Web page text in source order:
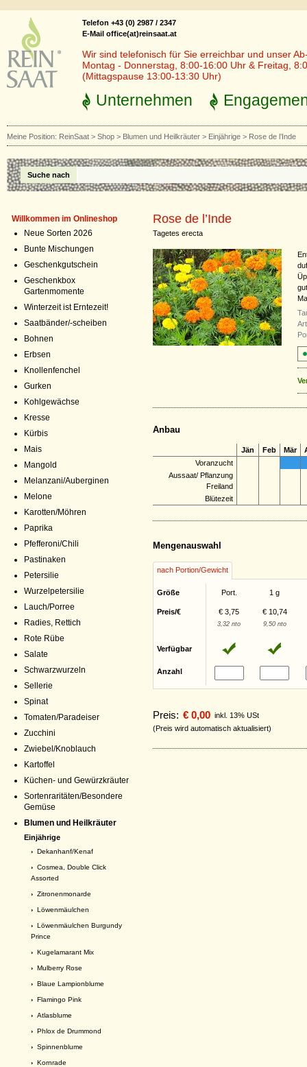
Telefon +43 (0) 2987 / 2347
E-Mail office(at)reinsaat.at
Wir sind telefonisch für Sie erreichbar und unser
Montag - Donnerstag, 8:00-16:00 Uhr & Freitag,
(Mittagspause 13:00-13:30 Uhr)
Unternehmen
Meine Position: ReinSaat > Shop > Blumen und Heilkräuter > Einjährige > Rose de l’Inde
Suche nach
Willkommen im Onlineshop
Neue Sorten 2026
Bunte Mischungen
Geschenkgutschein
Geschenkbox
Gartenmomente
Winterzeit ist Erntezeit!
Saatbänder/-scheiben
Bohnen
Erbsen
Knollenfenchel
Gurken
Kohlgewächse
Kresse
Kürbis
Mais
Mangold
Melanzani/Auberginen
Melone
Karotten/Möhren
Paprika
Pfefferoni/Chili
Pastinaken
Petersilie
Wurzelpetersilie
Lauch/Porree
Radies, Rettich
Rote Rübe
Salate
Schwarzwurzeln
Sellerie
Spinat
Tomaten/Paradeiser
Zucchini
Zwiebel/Knoblauch
Kartoffel
Küchen- und Gewürzkräuter
Sortenraritäten/Besondere
Gemüse
Blumen und Heilkräuter
Einjährige
› Dekanhanf/Kenaf
› Cosmea, Double Click
Assorted
› Zitronenmonarde
› Löwenmäulchen
› Löwenmäulchen Burgundy
Prince
› Kugelamarant Mix
› Mulberry Rose
› Blaue Lampionblume
› Flamingo Pink
› Atlasblume
› Phlox de Drummond
› Spinnenblume
› Kornrade
Rose de l’Inde
Tagetes erecta
Anbau
Jän Feb Mär
Voranzucht
Aussaat/ Pflanzung
Freiland
Blütezeit
Mengenauswahl
nach Portion/Gewicht
Größe Port. 1 g
Preis/€ € 3,75 € 10,74
3,32 nto 9,50 nto
Verfügbar
Anzahl
Preis: € 0,00 inkl. 13% USt
(Preis wird automatisch aktualisiert)